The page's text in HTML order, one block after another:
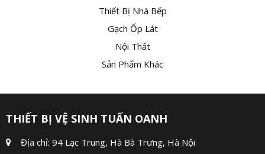
Thiết Bị Nhà Bếp
Gạch Ốp Lát
Nội Thất
Sản Phẩm Khác
THIẾT BỊ VỆ SINH TUẤN OANH
Địa chỉ: 94 Lạc Trung, Hà Bà Trưng, Hà Nội